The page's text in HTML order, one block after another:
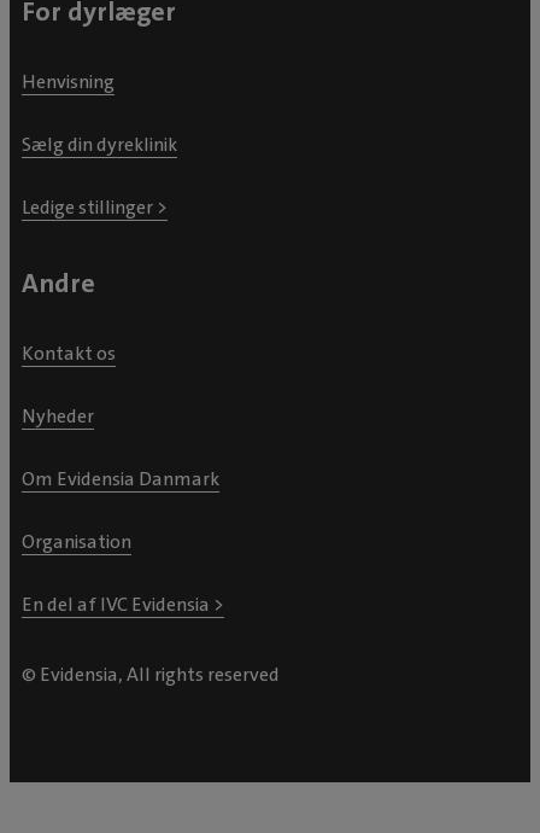
For dyrlæger
Henvisning
Sælg din dyreklinik
Ledige stillinger >
Andre
Kontakt os
Nyheder
Om Evidensia Danmark
Organisation
En del af IVC Evidensia >
© Evidensia, All rights reserved